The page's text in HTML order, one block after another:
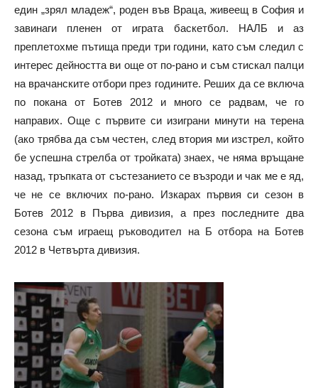
един „зрял младеж“, роден във Враца, живеещ в София и
завинаги пленен от играта баскетбол. НАЛБ и аз
преплетохме пътища преди три години, като съм следил с
интерес дейността ви още от по-рано и съм стискал палци
на врачанските отбори през годините. Реших да се включа
по покана от Ботев 2012 и много се радвам, че го
направих. Още с първите си изиграни минути на терена
(ако трябва да съм честен, след втория ми изстрел, който
бе успешна стрелба от тройката) знаех, че няма връщане
назад, тръпката от състезанието се възроди и чак ме е яд,
че не се включих по-рано. Изкарах първия си сезон в
Ботев 2012 в Първа дивизия, а през последните два
сезона съм играещ ръководител на Б отбора на Ботев
2012 в Четвърта дивизия.